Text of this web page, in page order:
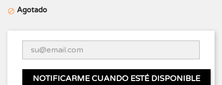
 Agotado
NOTIFICARME CUANDO ESTÉ DISPONIBLE